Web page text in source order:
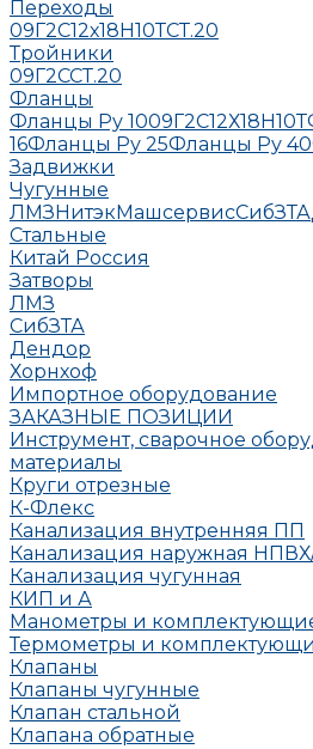
Переходы
09Г2С12х18Н10ТСТ.20
Тройники
09Г2ССТ.20
Фланцы
Фланцы Ру 1009Г2С12Х18Н10Т
16Фланцы Ру 25Фланцы Ру 40
Задвижки
Чугунные
ЛМЗ НитэкМашсервисСибЗТА
Стальные
Китай Россия
Затворы
ЛМЗ
СибЗТА
Дендор
Хорнхоф
Импортное оборудование
ЗАКАЗНЫЕ ПОЗИЦИИ
Инструмент, сварочное
материалы
Круги отрезные
К-Флекс
Канализация внутренняя ПП
Канализация наружная
Канализация чугунная
КИП и А
Манометры и
Термометры и
Клапаны
Клапаны чугунные
Клапан стальной
Клапана обратные